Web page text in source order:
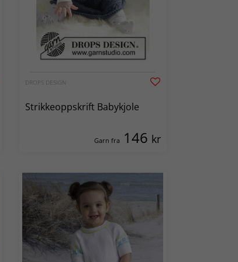
DROPS DESIGN
Strikkeoppskrift Babykjole
Garn fra 146 kr